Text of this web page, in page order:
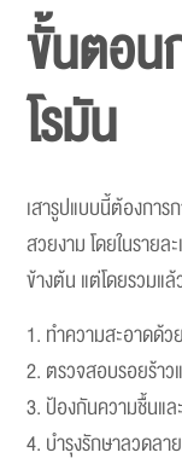
ขั้นตอน
โรมัน
เสารูปแบบนี้ต้องการ
สวยงาม โดยในรายล
ข้างต้น แต่โดยรวมแ
ทำความสะอาดด้
ตรวจสอบรอยร้าว
ป้องกันความชื้นแ
บำรุงรักษาลวดลา